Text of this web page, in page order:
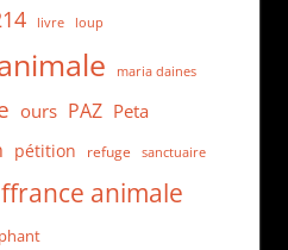
livre loup
maria daines
ours PAZ Peta
pétition refuge sanctuaire
animale